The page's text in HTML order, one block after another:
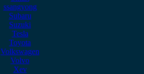
ssangyong
Subaru
Suzuki
Tesla
Toyota
Volkswagen
Volvo
Xev